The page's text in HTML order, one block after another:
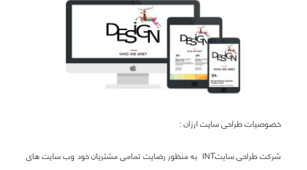
خصوصیات طراحی سایت ارزان :
شرکت طراحی سایتINT به منظور رضایت تمامی مشتریان خود وب سایت های